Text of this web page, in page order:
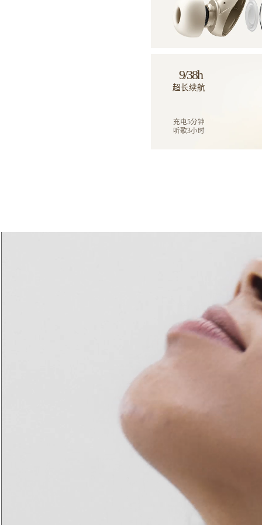
9/38h
超长续航
充电5分钟
听歌3小时